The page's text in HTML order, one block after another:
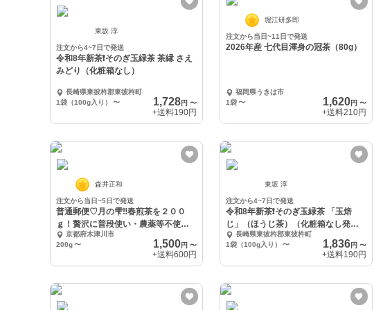
東坂 淳
注文から4~7日で発送
令和8年新茶❗️そのぎ玉緑茶 茶縁 さえ
みどり（化粧箱なし）
長崎県東彼杵郡東彼杵町
1袋（100g入り）
〜 1,728円 〜
+送料190円
堀江研多郎
注文から当日~11日で発送
2026年産 七代目渾身の冠茶（80g）
福岡県うきは市
1袋 〜 1,620円 〜
+送料210円
森井正和
注文から当日~5日で発送
普通郵便♡月の雫‼春煎茶を２００
ｇ！贅沢に普段使い・農薬等不使用
お茶京都府木津川市
200g〜 1,500円 〜
+送料600円
東坂 淳
注文から4~7日で発送
令和8年新茶❗️そのぎ玉緑茶 「玉焙
じ」（ほうじ茶）（化粧箱なし発
送）長崎県東彼杵郡東彼杵町
1袋（100g入り）
〜 1,836円 〜
+送料190円